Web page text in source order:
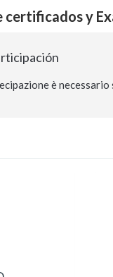
certificados y
è